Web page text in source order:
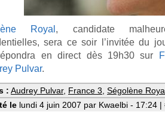
Royal , candidate
sera ce soir l’invitée du
en direct dès 19h30 sur
Pulvar.
: Audrey Pulvar, France 3 Ségolène
le lundi 4 juin 2007 par Kwaelbi - 17:24 |